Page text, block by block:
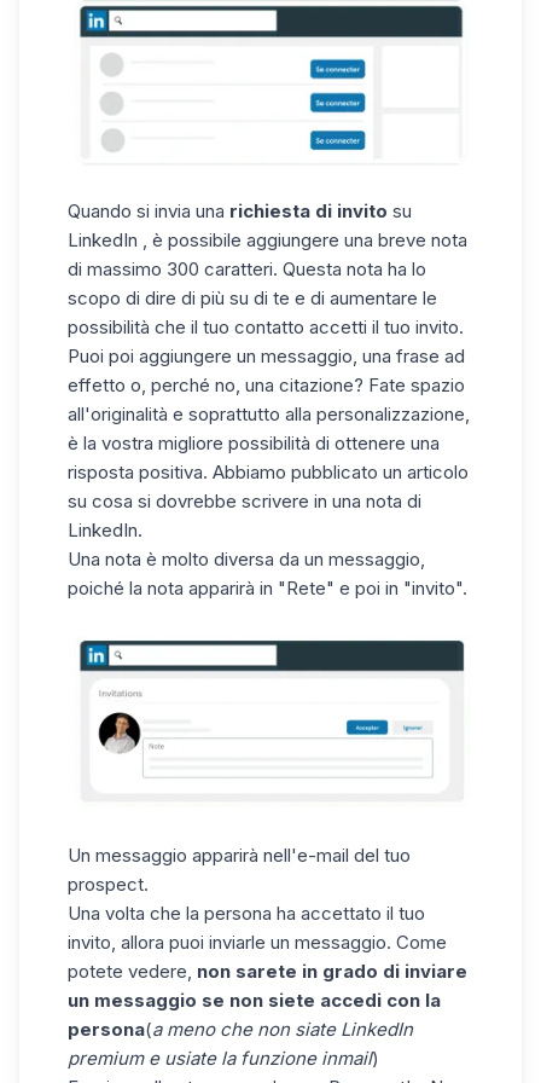
Quando si invia una richiesta di invito su
LinkedIn
, è possibile aggiungere una breve nota
di massimo 300 caratteri. Questa nota ha lo
scopo di dire di più su di te e di aumentare le
possibilità che il tuo contatto accetti il tuo invito.
Puoi poi aggiungere un messaggio, una frase ad
effetto o, perché no, una citazione? Fate spazio
all'originalità e soprattutto alla personalizzazione,
è la vostra migliore possibilità di ottenere una
risposta positiva. Abbiamo pubblicato un articolo
su cosa si dovrebbe scrivere in una nota di
LinkedIn.
Una nota è molto diversa da un messaggio,
poiché la nota apparirà in "Rete" e poi in "invito".
Un messaggio apparirà nell'e-mail del tuo
prospect.
Una volta che la persona ha accettato il tuo
invito, allora puoi inviarle un messaggio. Come
potete vedere, non sarete in grado di inviare
un messaggio se non siete accedi con la
persona(a meno che non siate LinkedIn
premium e usiate la funzione inmail)